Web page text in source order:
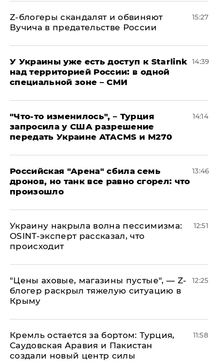
Z-блогеры скандалят и обвиняют
Вучича в предательстве России
15:27
У Украины уже есть доступ к Starlink
над территорией России: в одной
специальной зоне – СМИ
14:39
​"Что-то изменилось", – Турция
запросила у США разрешение
передать Украине ATACMS и M270
14:14
​Российская "Арена" сбила семь
дронов, но танк все равно сгорел: что
произошло
13:46
​Украину накрыла волна пессимизма:
OSINT-эксперт рассказал, что
происходит
12:51
​"Цены аховые, магазины пустые", — Z-
блогер раскрыл тяжелую ситуацию в
Крыму
12:25
​Кремль остается за бортом: Турция,
Саудовская Аравия и Пакистан
создали новый центр силы
11:58